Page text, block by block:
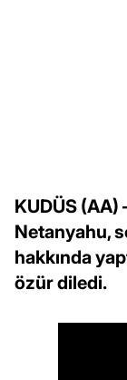
KUDÜS (AA)
Netanyahu,
hakkında
özür diledi.